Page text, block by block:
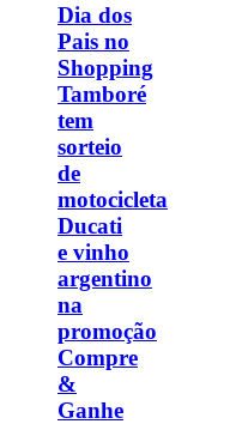
Dia dos
Pais no
Shopping
Tamboré
tem
sorteio
de
motocicleta
Ducati
e vinho
argentino
na
promoção
Compre
&
Ganhe